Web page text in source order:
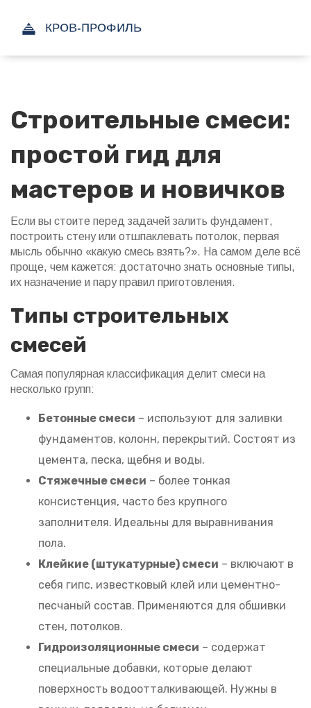
Строительные смеси:
простой гид для
мастеров и новичков
Если вы стоите перед задачей залить фундамент,
построить стену или отшпаклевать потолок, первая
мысль обычно «какую смесь взять?». На самом деле всё
проще, чем кажется: достаточно знать основные типы,
их назначение и пару правил приготовления.
Типы строительных
смесей
Самая популярная классификация делит смеси на
несколько групп:
Бетонные смеси – используют для заливки
фундаментов, колонн, перекрытий. Состоят из
цемента, песка, щебня и воды.
Стяжечные смеси – более тонкая
консистенция, часто без крупного
заполнителя. Идеальны для выравнивания
пола.
Клейкие (штукатурные) смеси – включают в
себя гипс, известковый клей или цементно-
песчаный состав. Применяются для обшивки
стен, потолков.
Гидроизоляционные смеси – содержат
специальные добавки, которые делают
поверхность водоотталкивающей. Нужны в